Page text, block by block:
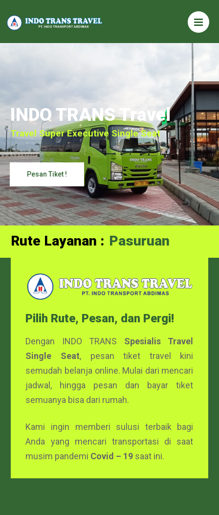
INDO TRANS Travel
Travel Super Executive Single Seat
Pesan Tiket !
Rute Layanan : Probolinggo
Pilih Rute, Pesan, dan Pergi!
Dengan INDO TRANS Spesialis Travel
Single Seat, pesan tiket travel kini
semudah belanja online. Mulai dari mencari
jadwal, hingga pesan dan bayar tiket
semuanya bisa dari rumah.
Kami ingin memberi sulusi terbaik bagi
Anda yang mencari transportasi di saat
musim pandemi Covid – 19 saat ini.